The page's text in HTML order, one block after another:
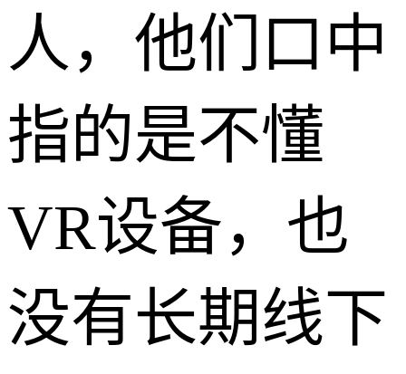
人，他们口中
指的是不懂
VR设备，也
没有长期线下